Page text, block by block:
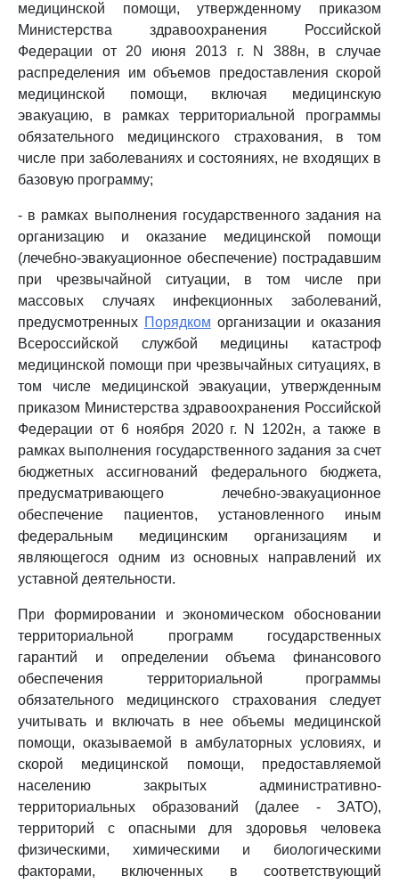
медицинской помощи, утвержденному приказом
Министерства здравоохранения Российской
Федерации от 20 июня 2013 г. N 388н, в случае
распределения им объемов предоставления скорой
медицинской помощи, включая медицинскую
эвакуацию, в рамках территориальной программы
обязательного медицинского страхования, в том
числе при заболеваниях и состояниях, не входящих в
базовую программу;
- в рамках выполнения государственного задания на
организацию и оказание медицинской помощи
(лечебно-эвакуационное обеспечение) пострадавшим
при чрезвычайной ситуации, в том числе при
массовых случаях инфекционных заболеваний,
предусмотренных Порядком организации и оказания
Всероссийской службой медицины катастроф
медицинской помощи при чрезвычайных ситуациях, в
том числе медицинской эвакуации, утвержденным
приказом Министерства здравоохранения Российской
Федерации от 6 ноября 2020 г. N 1202н, а также в
рамках выполнения государственного задания за счет
бюджетных ассигнований федерального бюджета,
предусматривающего лечебно-эвакуационное
обеспечение пациентов, установленного иным
федеральным медицинским организациям и
являющегося одним из основных направлений их
уставной деятельности.
При формировании и экономическом обосновании
территориальной программ государственных
гарантий и определении объема финансового
обеспечения территориальной программы
обязательного медицинского страхования следует
учитывать и включать в нее объемы медицинской
помощи, оказываемой в амбулаторных условиях, и
скорой медицинской помощи, предоставляемой
населению закрытых административно-
территориальных образований (далее - ЗАТО),
территорий с опасными для здоровья человека
физическими, химическими и биологическими
факторами, включенных в соответствующий